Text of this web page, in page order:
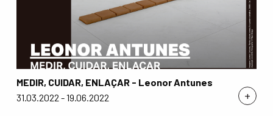
+
MEDIR, CUIDAR, ENLAÇAR - Leonor Antunes
31.03.2022 - 19.06.2022